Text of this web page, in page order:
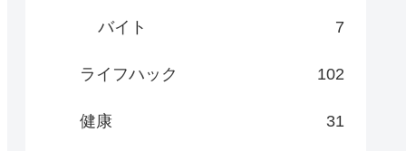
バイト 7
ライフハック 102
健康 31